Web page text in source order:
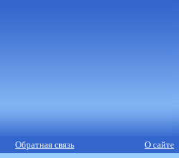
Обратная связь О сайте